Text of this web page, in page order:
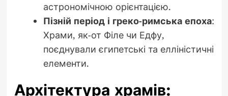
астрономічною орієнтацією.
Пізній період і греко-римська епоха:
Храми, як-от Філе чи Едфу,
поєднували єгипетські та елліністичні
елементи.
Архітектура храмів: